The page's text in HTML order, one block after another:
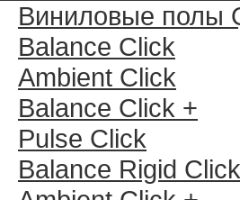
Виниловые полы
Balance Click
Ambient Click
Balance Click +
Pulse Click
Balance Rigid Click